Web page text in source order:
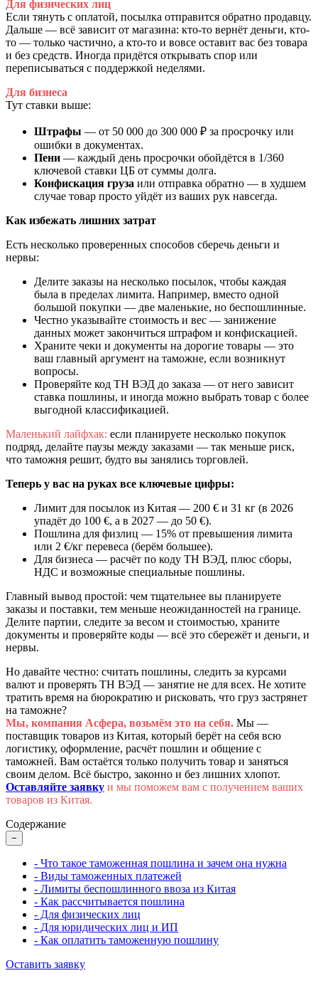
Для физических лиц
Если тянуть с оплатой, посылка отправится обратно продавцу.
Дальше — всё зависит от магазина: кто-то вернёт деньги, кто-
то — только частично, а кто-то и вовсе оставит вас без товара
и без средств. Иногда придётся открывать спор или
переписываться с поддержкой неделями.
Для бизнеса
Тут ставки выше:
Штрафы — от 50 000 до 300 000 ₽ за просрочку или
ошибки в документах.
Пени — каждый день просрочки обойдётся в 1/360
ключевой ставки ЦБ от суммы долга.
Конфискация груза или отправка обратно — в худшем
случае товар просто уйдёт из ваших рук навсегда.
Как избежать лишних затрат
Есть несколько проверенных способов сберечь деньги и
нервы:
Делите заказы на несколько посылок, чтобы каждая
была в пределах лимита. Например, вместо одной
большой покупки — две маленькие, но беспошлинные.
Честно указывайте стоимость и вес — занижение
данных может закончиться штрафом и конфискацией.
Храните чеки и документы на дорогие товары — это
ваш главный аргумент на таможне, если возникнут
вопросы.
Проверяйте код ТН ВЭД до заказа — от него зависит
ставка пошлины, и иногда можно выбрать товар с более
выгодной классификацией.
Маленький лайфхак: если планируете несколько покупок
подряд, делайте паузы между заказами — так меньше риск,
что таможня решит, будто вы занялись торговлей.
Теперь у вас на руках все ключевые цифры:
Лимит для посылок из Китая — 200 € и 31 кг (в 2026
упадёт до 100 €, а в 2027 — до 50 €).
Пошлина для физлиц — 15% от превышения лимита
или 2 €/кг перевеса (берём большее).
Для бизнеса — расчёт по коду ТН ВЭД, плюс сборы,
НДС и возможные специальные пошлины.
Главный вывод простой: чем тщательнее вы планируете
заказы и поставки, тем меньше неожиданностей на границе.
Делите партии, следите за весом и стоимостью, храните
документы и проверяйте коды — всё это сбережёт и деньги, и
нервы.
Но давайте честно: считать пошлины, следить за курсами
валют и проверять ТН ВЭД — занятие не для всех. Не хотите
тратить время на бюрократию и рисковать, что груз застрянет
на таможне?
Мы, компания Асфера, возьмём это на себя. Мы —
поставщик товаров из Китая, который берёт на себя всю
логистику, оформление, расчёт пошлин и общение с
таможней. Вам остаётся только получить товар и заняться
своим делом. Всё быстро, законно и без лишних хлопот.
Оставляйте заявку и мы поможем вам с получением ваших
товаров из Китая.
Содержание
−
- Что такое таможенная пошлина и зачем она нужна
- Виды таможенных платежей
- Лимиты беспошлинного ввоза из Китая
- Как рассчитывается пошлина
- Для физических лиц
- Для юридических лиц и ИП
- Как оплатить таможенную пошлину
Оставить заявку